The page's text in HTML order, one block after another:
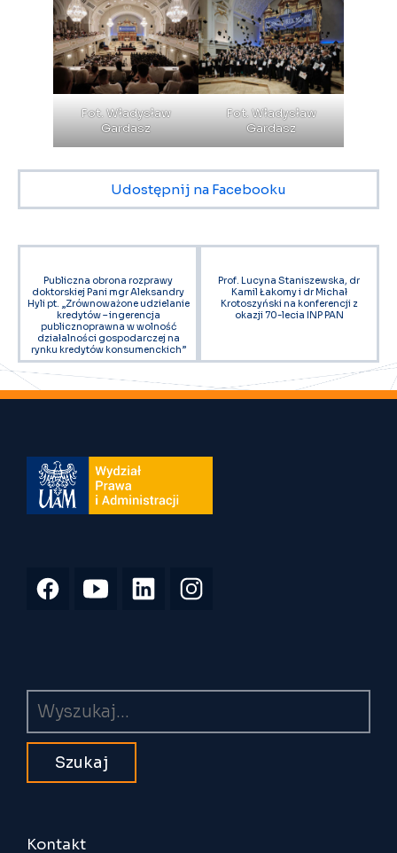
Fot. Władysław
Gardasz
Fot. Władysław
Gardasz
Udostępnij na Facebooku
Publiczna obrona rozprawy
doktorskiej Pani mgr Aleksandry
Hyli pt. „Zrównoważone udzielanie
kredytów – ingerencja
publicznoprawna w wolność
działalności gospodarczej na
rynku kredytów konsumenckich”
Prof. Lucyna Staniszewska, dr
Kamil Łakomy i dr Michał
Krotoszyński na konferencji z
okazji 70-lecia INP PAN
Kontakt